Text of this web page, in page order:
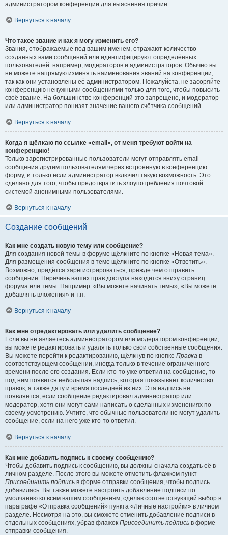
администратором конференции для выяснения причин.
Вернуться к началу
Что такое звание и как я могу изменить его?
Звания, отображаемые под вашим именем, отражают количество
созданных вами сообщений или идентифицируют определённых
пользователей: например, модераторов и администраторов. Обычно вы
не можете напрямую изменять наименования званий на конференции,
так как они установлены её администратором. Пожалуйста, не засоряйте
конференцию ненужными сообщениями только для того, чтобы повысить
своё звание. На большинстве конференций это запрещено, и модератор
или администратор понизят значение вашего счётчика сообщений.
Вернуться к началу
Когда я щёлкаю по ссылке «email», от меня требуют войти на
конференцию!
Только зарегистрированные пользователи могут отправлять email-
сообщения другим пользователям через встроенную в конференцию
форму, и только если администратор включил такую возможность. Это
сделано для того, чтобы предотвратить злоупотребления почтовой
системой анонимными пользователями.
Вернуться к началу
Создание сообщений
Как мне создать новую тему или сообщение?
Для создания новой темы в форуме щёлкните по кнопке «Новая тема».
Для размещения сообщения в теме щёлкните по кнопке «Ответить».
Возможно, придётся зарегистрироваться, прежде чем отправить
сообщение. Перечень ваших прав доступа находится внизу страниц
форума или темы. Например: «Вы можете начинать темы», «Вы можете
добавлять вложения» и т.п.
Вернуться к началу
Как мне отредактировать или удалить сообщение?
Если вы не являетесь администратором или модератором конференции,
вы можете редактировать и удалять только свои собственные сообщения.
Вы можете перейти к редактированию, щёлкнув по кнопке Правка в
соответствующем сообщении, иногда только в течение ограниченного
времени после его создания. Если кто-то уже ответил на сообщение, то
под ним появится небольшая надпись, которая показывает количество
правок, а также дату и время последней из них. Эта надпись не
появляется, если сообщение редактировал администратор или
модератор, хотя они могут сами написать о сделанных изменениях по
своему усмотрению. Учтите, что обычные пользователи не могут удалить
сообщение, если на него уже кто-то ответил.
Вернуться к началу
Как мне добавить подпись к своему сообщению?
Чтобы добавить подпись к сообщению, вы должны сначала создать её в
личном разделе. После этого вы можете отметить флажком пункт
Присоединить подпись в форме отправки сообщения, чтобы подпись
добавилась. Вы также можете настроить добавление подписи по
умолчанию ко всем вашим сообщениям, сделав соответствующий выбор в
параграфе «Отправка сообщений» пункта «Личные настройки» в личном
разделе. Несмотря на это, вы сможете отменить добавление подписи в
отдельных сообщениях, убрав флажок Присоединить подпись в форме
отправки сообщения.